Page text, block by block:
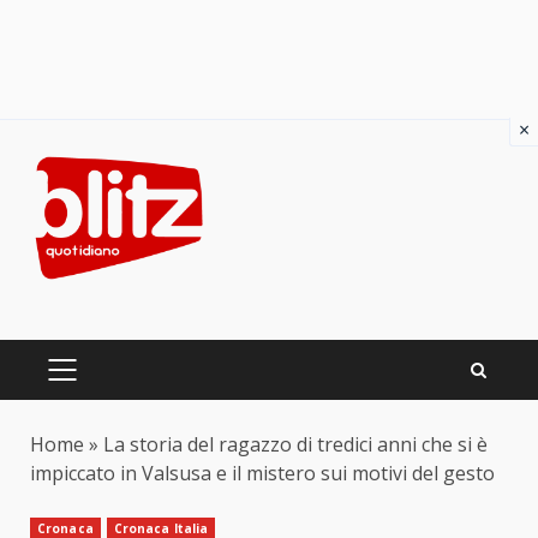
content
PRIMARY
Home » La storia del ragazzo di tredici anni che si è
impiccato in Valsusa e il mistero sui motivi del gesto
Cronaca Cronaca Italia
×